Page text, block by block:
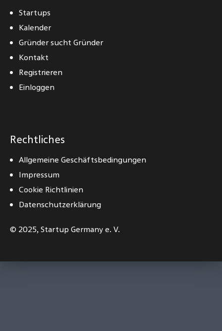
Startups
Kalender
Gründer sucht Gründer
Kontakt
Registrieren
Einloggen
Rechtliches
Allgemeine Geschäftsbedingungen
Impressum
Cookie Richtlinien
Datenschutzerklärung
© 2025,Startup Germany e. V.